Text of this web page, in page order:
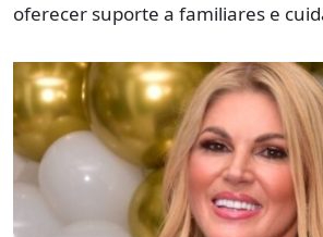
oferecer suporte a familiares e